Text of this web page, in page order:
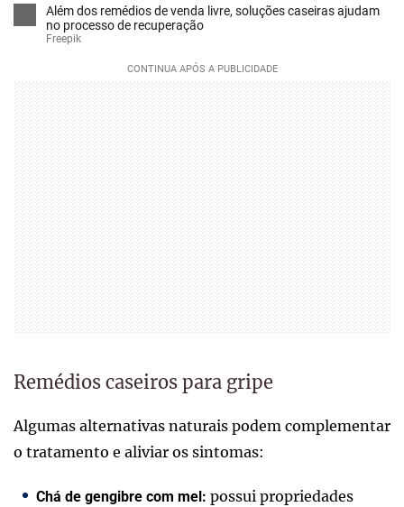
Além dos remédios de venda livre, soluções caseiras ajudam
no processo de recuperação
Freepik
Remédios caseiros para gripe
Algumas alternativas naturais podem complementar
o tratamento e aliviar os sintomas:
Chá de gengibre com mel: possui propriedades